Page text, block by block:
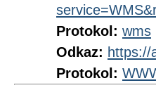
Protokol: wms
Odkaz: https://
Protokol: